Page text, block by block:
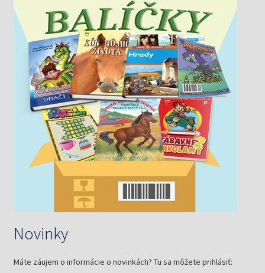
Novinky
Máte záujem o informácie o novinkách? Tu sa môžete prihlásiť: